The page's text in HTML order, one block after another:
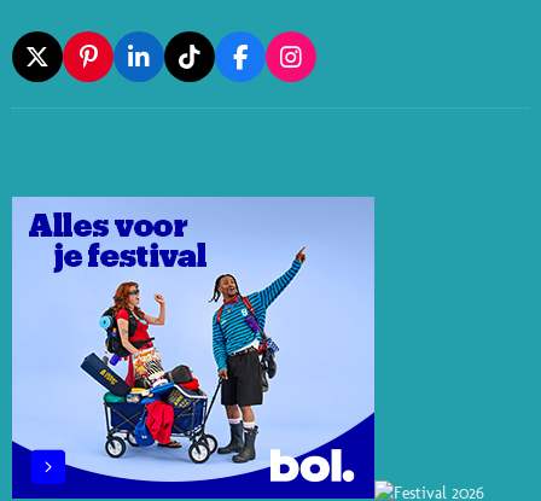
X
P
I
N
E
S
T
L
I
N
I
N
T
I
K
F
A
C
O
I
N
S
R
M